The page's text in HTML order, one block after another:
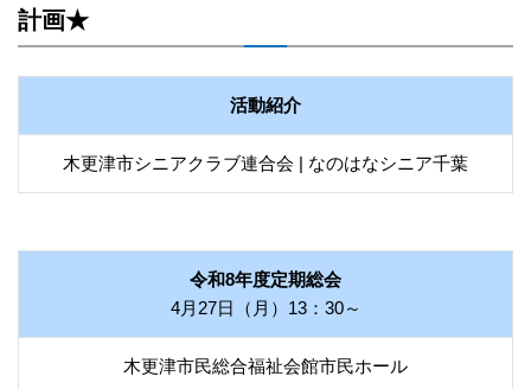
計画★
活動紹介
木更津市シニアクラブ連合会 | なのはなシニア千葉
令和8年度定期総会
4月27日（月）13：30～
木更津市民総合福祉会館市民ホール